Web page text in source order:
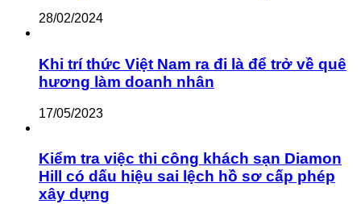
28/02/2024
Khi trí thức Việt Nam ra đi là để trở về quê
hương làm doanh nhân
17/05/2023
Kiểm tra việc thi công khách sạn Diamon
Hill có dấu hiệu sai lệch hồ sơ cấp phép
xây dựng